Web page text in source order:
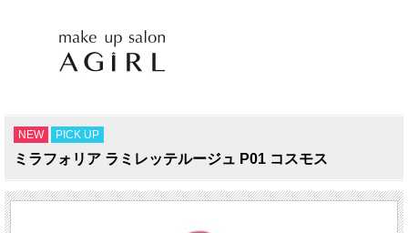
NEW PICK UP
ミラフォリア ラミレッテルージュ P01 コスモス